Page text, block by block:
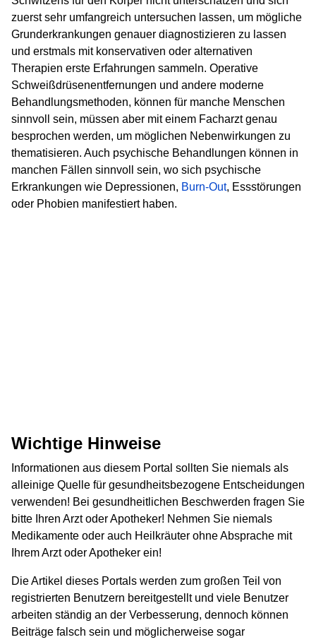
zuerst sehr umfangreich untersuchen lassen, um mögliche
Grunderkrankungen genauer diagnostizieren zu lassen
und erstmals mit konservativen oder alternativen
Therapien erste Erfahrungen sammeln. Operative
Schweißdrüsenentfernungen und andere moderne
Behandlungsmethoden, können für manche Menschen
sinnvoll sein, müssen aber mit einem Facharzt genau
besprochen werden, um möglichen Nebenwirkungen zu
thematisieren. Auch psychische Behandlungen können in
manchen Fällen sinnvoll sein, wo sich psychische
Erkrankungen wie Depressionen, Burn-Out, Essstörungen
oder Phobien manifestiert haben.
Wichtige Hinweise
Informationen aus diesem Portal sollten Sie niemals als
alleinige Quelle für gesundheitsbezogene Entscheidungen
verwenden! Bei gesundheitlichen Beschwerden fragen Sie
bitte Ihren Arzt oder Apotheker! Nehmen Sie niemals
Medikamente oder auch Heilkräuter ohne Absprache mit
Ihrem Arzt oder Apotheker ein!
Die Artikel dieses Portals werden zum großen Teil von
registrierten Benutzern bereitgestellt und viele Benutzer
arbeiten ständig an der Verbesserung, dennoch können
Beiträge falsch sein und möglicherweise sogar